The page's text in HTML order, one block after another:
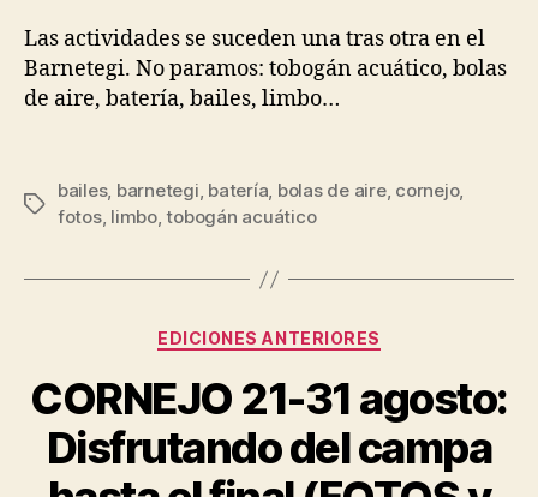
Las actividades se suceden una tras otra en el
Barnetegi. No paramos: tobogán acuático, bolas
de aire, batería, bailes, limbo…
bailes, barnetegi, batería, bolas de aire, cornejo,
fotos, limbo,tobogán acuático
EDICIONES ANTERIORES
CORNEJO 21-31 agosto:
Disfrutando del campa